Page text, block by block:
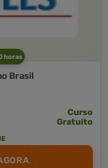
horas
Brasil
Curso
Gratuito